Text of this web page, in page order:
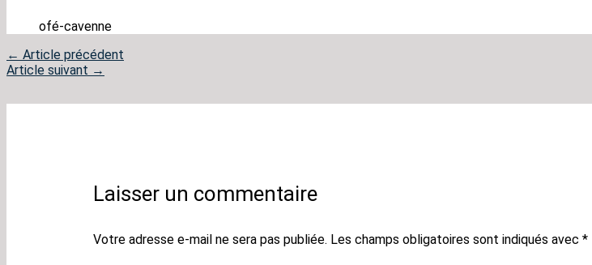
ofé-cavenne
← Article précédent
Article suivant →
Laisser un commentaire
Votre adresse e-mail ne sera pas publiée. Les champs obligatoires sont indiqués avec *